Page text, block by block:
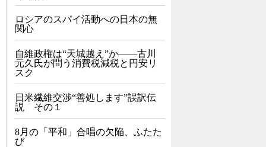
ロシアのスパイ活動への日本の無
関心
自維政権は“天城越え”か――古川
元久氏が問う消費税減税と円安リ
スク
日米繊維交渉“善処します”誤訳伝
説 その１
8月の「平和」合唱の欠陥、ふたた
び